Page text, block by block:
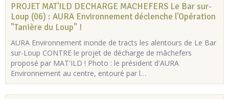
PROJET MAT'ILD DECHARGE MACHEFERS Le Bar sur-
Loup (06) : AURA Environnement déclenche l'Opération
"Tanière du Loup" !
AURA Environnement inonde de tracts les alentours de Le Bar
sur-Loup CONTRE le projet de décharge de mâchefers
proposé par MAT'ILD ! Photo : le président d'AURA
Environnement au centre, entouré par l…